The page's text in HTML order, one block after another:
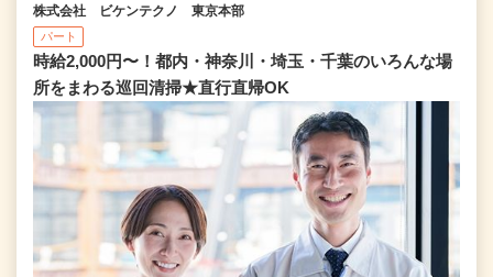
株式会社 ビケンテクノ 東京本部
パート
時給2,000円〜！都内・神奈川・埼玉・千葉のいろんな場
所をまわる巡回清掃★直行直帰OK